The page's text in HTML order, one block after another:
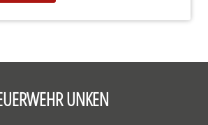
UNKEN